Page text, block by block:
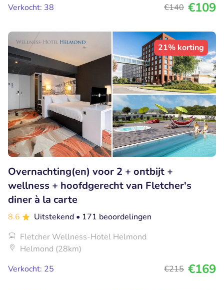
Verkocht: 38 €140 €109
21% korting
Overnachting(en) voor 2 + ontbijt +
wellness + hoofdgerecht van Fletcher's
diner à la carte
8.6 Uitstekend • 171 beoordelingen
Fletcher Wellness-Hotel Helmond
Helmond (28km)
Verkocht: 25
€215 €169